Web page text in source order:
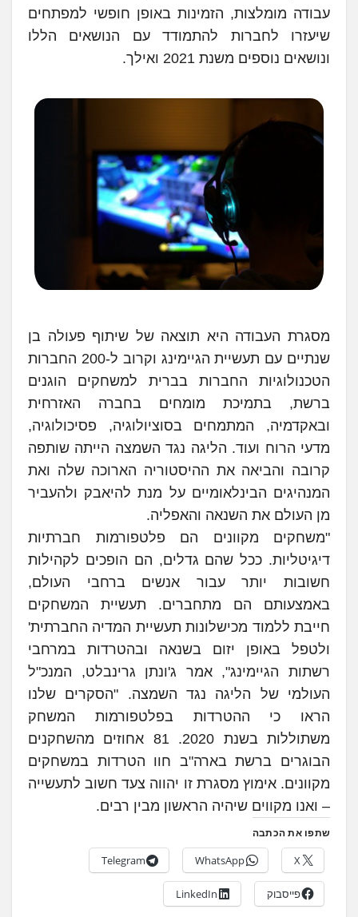
עבודה מומלצות, הזמינות באופן חופשי למפתחים
שיעזרו לחברות להתמודד עם הנושאים הללו
ונושאים נוספים משנת 2021 ואילך.
מסגרת העבודה היא תוצאה של שיתוף פעולה בן
שנתיים עם תעשיית הגיימינג וקרוב ל-200 החברות
הטכנולוגיות החברות בברית למשחקים הוגנים
ברשת, בתמיכת מומחים בחברה האזרחית
ובאקדמיה, המתמחים בסוציולוגיה, פסיכולוגיה,
מדעי הרוח ועוד. הליגה נגד השמצה הייתה שותפה
קרובה והביאה את ההיסטוריה הארוכה שלה ואת
המנהיגים הבינלאומיים על מנת להיאבק ולהעביר
מן העולם את השנאה והאפליה.
"משחקים מקוונים הם פלטפורמות חברתיות
דיגיטליות. ככל שהם גדלים, הם הופכים לקהילות
חשובות יותר עבור אנשים ברחבי העולם,
באמצעותם הם מתחברים. תעשיית המשחקים
חייבת ללמוד מכישלונות תעשיית המדיה החברתית'
ולטפל באופן יזום בשנאה ובהטרדות במרחבי
רשתות הגיימינג", אמר ג'ונתן גרינבלט, המנכ"ל
העולמי של הליגה נגד השמצה. "הסקרים שלנו
הראו כי ההטרדות בפלטפורמות המשחק
משתוללות בשנת 2020. 81 אחוזים מהשחקנים
הבוגרים ברשת בארה"ב חוו הטרדות במשחקים
מקוונים. אימוץ מסגרת זו יהווה צעד חשוב לתעשייה
– ואנו מקווים שיהיה הראשון מבין רבים.
שתפו את הכתבה
X
WhatsApp
Telegram
פייסבוק LinkedIn